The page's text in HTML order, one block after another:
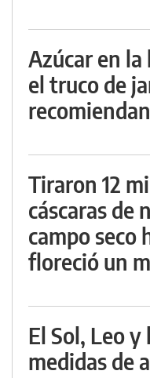
Azúcar en la
el truco de
Tiraron 12
cáscaras de
campo seco
floreció un
El Sol, Leo
medidas de